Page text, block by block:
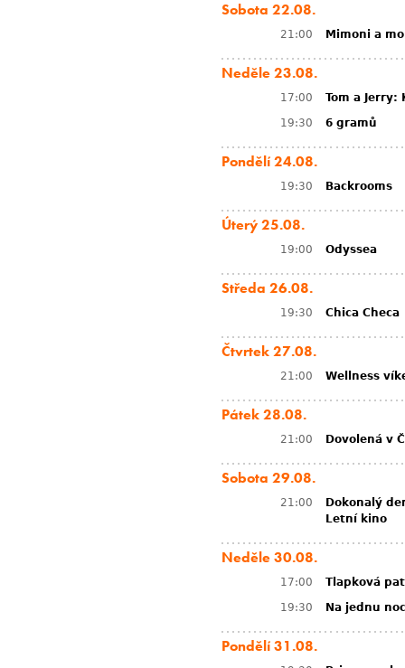
Sobota 22.08.
21:00 Mimoni a
Neděle 23.08.
17:00
Tom a Jerry:
19:30
6 gramů
Pondělí 24.08.
19:30 Backrooms
Úterý 25.08.
19:00 Odyssea
Středa 26.08.
19:30 Chica Checa
Čtvrtek 27.08.
21:00 Wellness
Pátek 28.08.
21:00 Dovolená v
Sobota 29.08.
21:00
Dokonalý
Letní kino
Neděle 30.08.
17:00
Tlapková
19:30
Na jednu noc
Pondělí 31.08.